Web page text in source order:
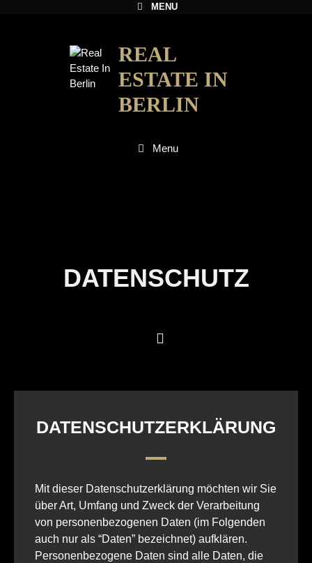
MENU
REAL
ESTATE IN
BERLIN
Menu
DATENSCHUTZ
DATENSCHUTZERKLÄRUNG
Mit dieser Datenschutzerklärung möchten wir Sie
über Art, Umfang und Zweck der Verarbeitung
von personenbezogenen Daten (im Folgenden
auch nur als “Daten” bezeichnet) aufklären.
Personenbezogene Daten sind alle Daten, die